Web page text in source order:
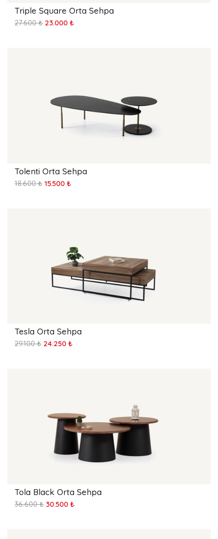
Triple Square Orta Sehpa
27.600 ₺ 23.000 ₺
Tolenti Orta Sehpa
18.600 ₺ 15.500 ₺
Tesla Orta Sehpa
29.100 ₺ 24.250 ₺
Tola Black Orta Sehpa
36.600 ₺ 30.500 ₺